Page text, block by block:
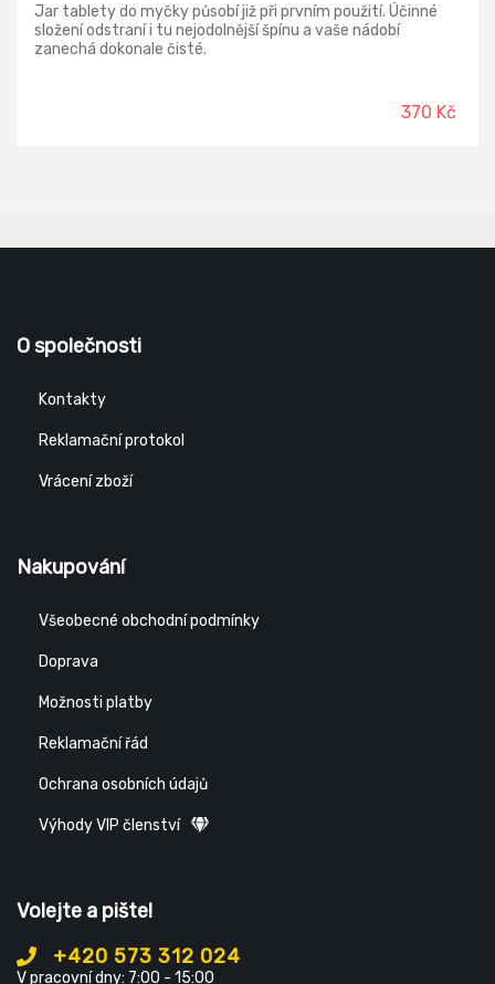
Jar tablety do myčky působí již při prvním použití. Účinné
složení odstraní i tu nejodolnější špínu a vaše nádobí
zanechá dokonale čisté.
370 Kč
O společnosti
Kontakty
Reklamační protokol
Vrácení zboží
Nakupování
Všeobecné obchodní podmínky
Doprava
Možnosti platby
Reklamační řád
Ochrana osobních údajů
Výhody VIP členství
Volejte a pište!
+420 573 312 024
V pracovní dny: 7:00 - 15:00